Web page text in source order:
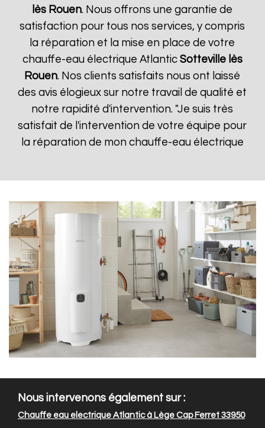
lès Rouen. Nous offrons une garantie de
satisfaction pour tous nos services, y compris
la réparation et la mise en place de votre
chauffe-eau électrique Atlantic Sotteville lès
Rouen. Nos clients satisfaits nous ont laissé
des avis élogieux sur notre travail de qualité et
notre rapidité d'intervention. "Je suis très
satisfait de l'intervention de votre équipe pour
la réparation de mon chauffe-eau électrique
Nous intervenons également sur :
Chauffe eau electrique Atlantic à Lège Cap Ferret 33950